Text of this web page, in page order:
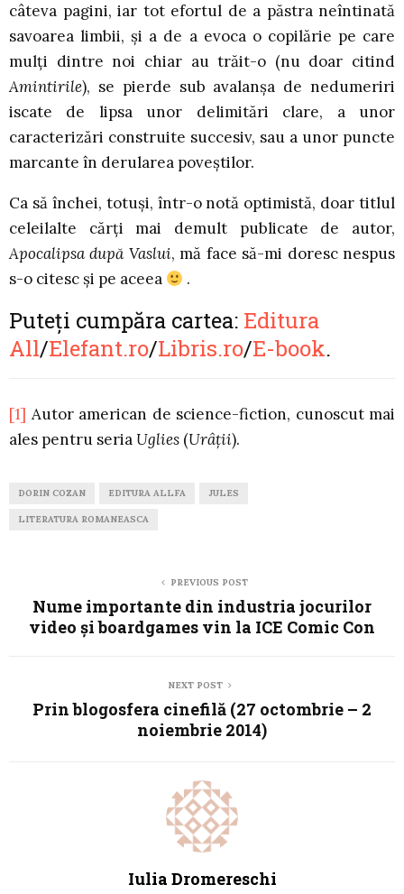
câteva pagini, iar tot efortul de a păstra neîntinată
savoarea limbii, și a de a evoca o copilărie pe care
mulți dintre noi chiar au trăit-o (nu doar citind
Amintirile), se pierde sub avalanșa de nedumeriri
iscate de lipsa unor delimitări clare, a unor
caracterizări construite succesiv, sau a unor puncte
marcante în derularea poveștilor.
Ca să închei, totuși, într-o notă optimistă, doar titlul
celeilalte cărți mai demult publicate de autor,
Apocalipsa după Vaslui, mă face să-mi doresc nespus
s-o citesc și pe aceea
.
Puteți cumpăra cartea: Editura
All/Elefant.ro/Libris.ro/E-book.
[1] Autor american de science-fiction, cunoscut mai
ales pentru seria Uglies (Urâții).
DORIN COZAN EDITURA ALLFA JULES
LITERATURA ROMANEASCA
PREVIOUS POST
Nume importante din industria jocurilor
video și boardgames vin la ICE Comic Con
NEXT POST
Prin blogosfera cinefilă (27 octombrie – 2
noiembrie 2014)
Iulia Dromereschi